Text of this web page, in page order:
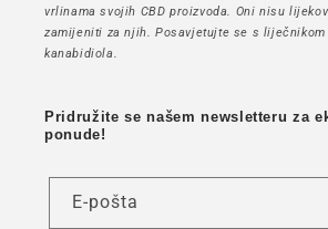
vrlinama svojih CBD proizvoda. Oni nisu
zamijeniti za njih. Posavjetujte se s
kanabidiola.
Pridružite se našem newsletteru za
ponude!
E-pošta